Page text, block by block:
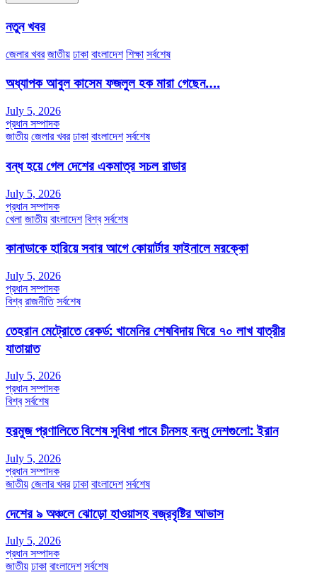
নতুন খবর
জেলার খবর জাতীয় ঢাকা বাংলাদেশ শিক্ষা সর্বশেষ
অধ্যাপক আবুল কাসেম ফজলুল হক মারা গেছেন….
July 5, 2026
প্রধান সম্পাদক
জাতীয় জেলার খবর ঢাকা বাংলাদেশ সর্বশেষ
বন্ধ হয়ে গেল দেশের একমাত্র সচল রাডার
July 5, 2026
প্রধান সম্পাদক
খেলা জাতীয় বাংলাদেশ বিশ্ব সর্বশেষ
কানাডাকে হারিয়ে সবার আগে কোয়ার্টার ফাইনালে মরক্কো
July 5, 2026
প্রধান সম্পাদক
বিশ্ব রাজনীতি সর্বশেষ
তেহরান মেট্রোতে রেকর্ড: খামেনির শেষবিদায় ঘিরে ৭০ লাখ যাত্রীর
যাতায়াত
July 5, 2026
প্রধান সম্পাদক
বিশ্ব সর্বশেষ
হরমুজ প্রণালিতে বিশেষ সুবিধা পাবে চীনসহ বন্ধু দেশগুলো: ইরান
July 5, 2026
প্রধান সম্পাদক
জাতীয় জেলার খবর ঢাকা বাংলাদেশ সর্বশেষ
দেশের ৯ অঞ্চলে ঝোড়ো হাওয়াসহ বজ্রবৃষ্টির আভাস
July 5, 2026
প্রধান সম্পাদক
জাতীয় ঢাকা বাংলাদেশ সর্বশেষ